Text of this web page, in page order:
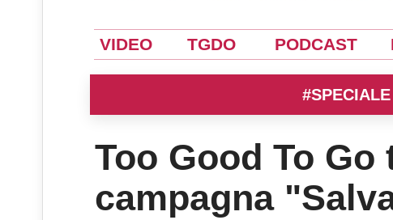
VIDEO TGDO PODCAST
Too Good To
campagna